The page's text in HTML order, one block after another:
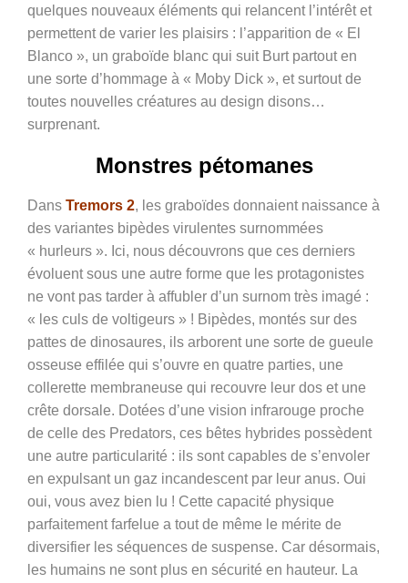
quelques nouveaux éléments qui relancent l’intérêt et
permettent de varier les plaisirs : l’apparition de « El
Blanco », un graboïde blanc qui suit Burt partout en
une sorte d’hommage à « Moby Dick », et surtout de
toutes nouvelles créatures au design disons…
surprenant.
Monstres pétomanes
Dans Tremors 2, les graboïdes donnaient naissance à
des variantes bipèdes virulentes surnommées
« hurleurs ». Ici, nous découvrons que ces derniers
évoluent sous une autre forme que les protagonistes
ne vont pas tarder à affubler d’un surnom très imagé :
« les culs de voltigeurs » ! Bipèdes, montés sur des
pattes de dinosaures, ils arborent une sorte de gueule
osseuse effilée qui s’ouvre en quatre parties, une
collerette membraneuse qui recouvre leur dos et une
crête dorsale. Dotées d’une vision infrarouge proche
de celle des Predators, ces bêtes hybrides possèdent
une autre particularité : ils sont capables de s’envoler
en expulsant un gaz incandescent par leur anus. Oui
oui, vous avez bien lu ! Cette capacité physique
parfaitement farfelue a tout de même le mérite de
diversifier les séquences de suspense. Car désormais,
les humains ne sont plus en sécurité en hauteur. La